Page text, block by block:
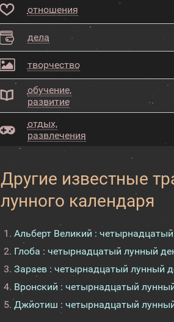
отношения
дела
творчество
обучение,
развитие
отдых,
развлечения
Другие известные
лунного календаря
Альберт Великий :
Глоба : четырнадцатый лунный
Зараев : четырнадцатый лунный
Вронский : четырнадцатый
Джйотиш : четырнадцатый